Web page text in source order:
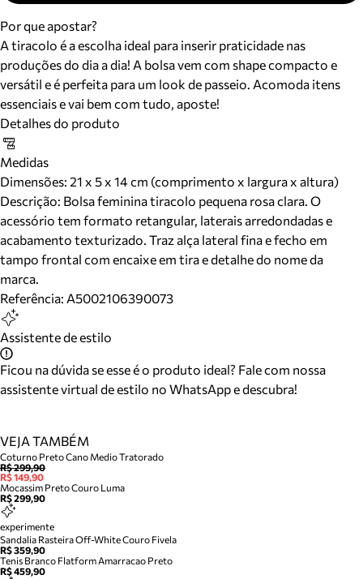
Por que apostar?
A tiracolo é a escolha ideal para inserir praticidade nas
produções do dia a dia! A bolsa vem com shape compacto e
versátil e é perfeita para um look de passeio. Acomoda itens
essenciais e vai bem com tudo, aposte!
Detalhes do produto
Medidas
Dimensões: 21 x 5 x 14 cm (comprimento x largura x altura)
Descrição: Bolsa feminina tiracolo pequena rosa clara. O
acessório tem formato retangular, laterais arredondadas e
acabamento texturizado. Traz alça lateral fina e fecho em
tampo frontal com encaixe em tira e detalhe do nome da
marca.
Referência: A5002106390073
Assistente de estilo
Ficou na dúvida se esse é o produto ideal? Fale com nossa
assistente virtual de estilo no WhatsApp e descubra!
VEJA TAMBÉM
Coturno Preto Cano Medio Tratorado
R$ 299,90
R$ 149,90
Mocassim Preto Couro Luma
R$ 299,90
experimente
Sandalia Rasteira Off-White Couro Fivela
R$ 359,90
Tenis Branco Flatform Amarracao Preto
R$ 459,90